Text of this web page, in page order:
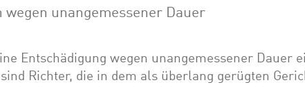
unangemessener Dauer
Entschädigung wegen unangemessener Dauer
Richter, die in dem als überlang gerügten